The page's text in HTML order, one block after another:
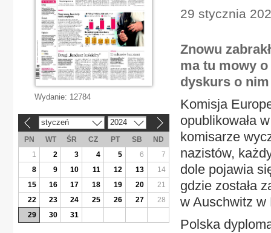
29 stycznia
Znowu
ma tu mowy
dyskurs o
Komisja
opublikowała
komisarze
nazistów,
dole pojawia
gdzie została
w Auschwitz w
Polska
Wydanie: 12784
styczeń 2024
PN WT ŚR CZ PT SB
ND
1
2 3 4 5 6
7
8
9 10 11 12 13
14
15
16 17 18 19 20
21
22
23 24 25 26 27
28
29
30 31